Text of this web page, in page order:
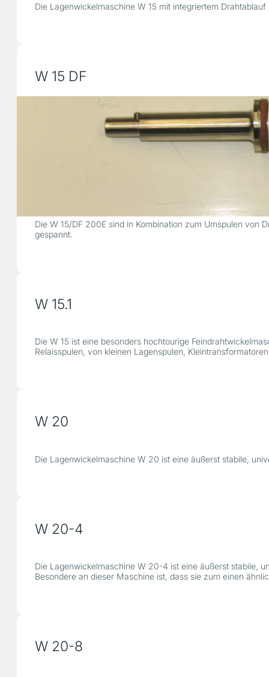
Die Lagenwickelmaschine W 15 mit integriertem
W 15 DF
Die W 15/DF 200E sind in Kombination zum Umspulen von
gespannt.
W 15.1
Die W 15 ist eine besonders hochtourige
Relaisspulen, von kleinen Lagenspulen,
W 20
Die Lagenwickelmaschine W 20 ist eine äußerst stabile,
W 20-4
Die Lagenwickelmaschine W 20-4 ist eine äußerst stabile,
Besondere an dieser Maschine ist, dass sie zum einen
W 20-8